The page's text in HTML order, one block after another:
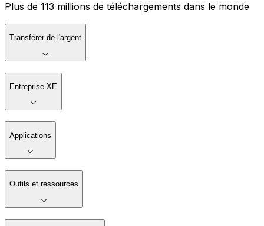
Plus de 113 millions de téléchargements dans le monde
Transférer de l'argent
Entreprise XE
Applications
Outils et ressources